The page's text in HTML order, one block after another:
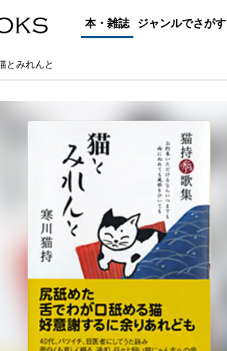
本・雑誌 ジャンルでさがす
とみれんと